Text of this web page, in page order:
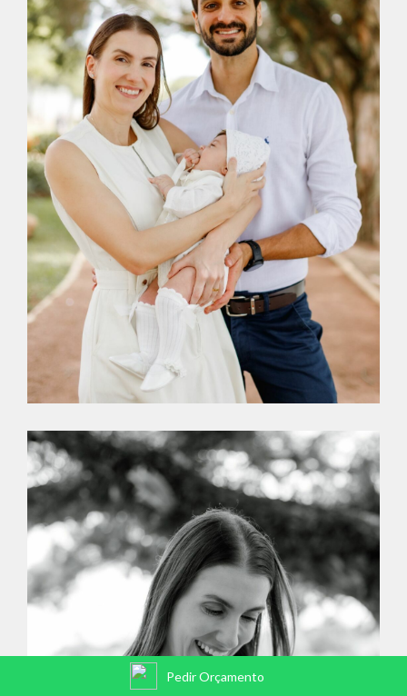
Pedir Orçamento